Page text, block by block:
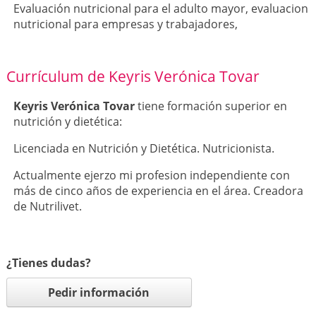
Evaluación nutricional para el adulto mayor, evaluacion
nutricional para empresas y trabajadores,
Currículum de Keyris Verónica Tovar
Keyris Verónica Tovartiene formación superior en
nutrición y dietética:
Licenciada en Nutrición y Dietética. Nutricionista.
Actualmente ejerzo mi profesion independiente con
más de cinco años de experiencia en el área. Creadora
de Nutrilivet.
¿Tienes dudas?
Pedir información